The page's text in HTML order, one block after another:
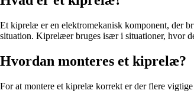
Et kiprelæ er en elektromekanisk komponent, der
situation. Kiprelæer bruges især i situationer, hvor
Hvordan monteres et kiprelæ?
For at montere et kiprelæ korrekt er der flere